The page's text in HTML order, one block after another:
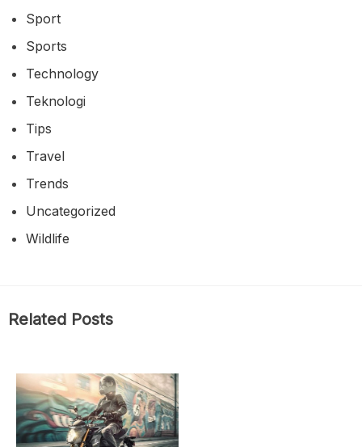
Sport
Sports
Technology
Teknologi
Tips
Travel
Trends
Uncategorized
Wildlife
Related Posts